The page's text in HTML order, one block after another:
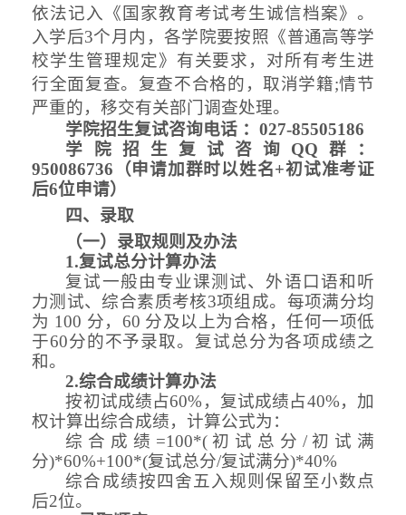
依法记入《 国家教育考试考生诚信档案》。
入学后3个月内，各学院要按照《普通高等学
校学生管理规定》有关要求，对所有考生进
行全面复查。复查不合格的，取消学籍;情节
严重的，移交有关部门调查处理。
学院招生复试咨询电话 ：027-85505186
学院招生复试咨询 QQ群：
950086736（申请加群时以姓名+初试准考证
后6位申请）
四、录取
（一） 录取规则 及办法
1.复试总分计算办法
复试一般由专业课测试、外语口语和听
力测试、综合素质考核3项组成。每项满分均
为 100 分，60 分及以上为合格，任何一项低
于60分的不予录取。复试总分为各项成绩之
和。
2.综合成绩计算办法
按初试成绩占60%，复试成绩占40%，加
权计算出综合成绩，计算公式为：
综合成绩 =100*(初试总分/初试满
分)*60%+100*(复试总分/复试满分)*40%
综合成绩按四舍五入规则保留至小数点
后2位。